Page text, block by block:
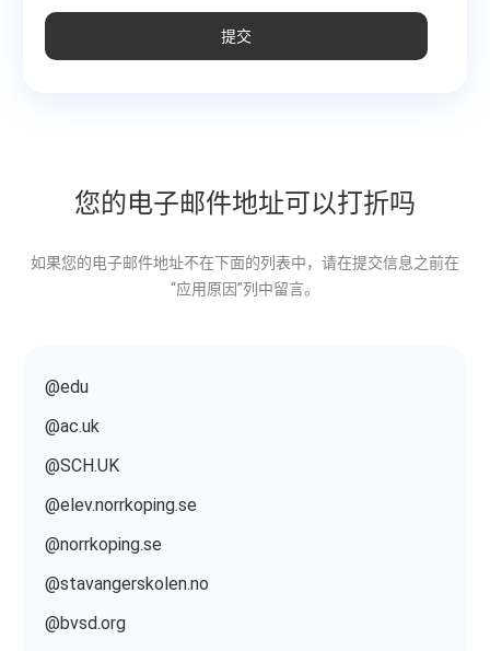
提交
您的电子邮件地址可以打折吗
如果您的电子邮件地址不在下面的列表中，请在提交信息之前在
“应用原因”列中留言。
@edu
@ac.uk
@SCH.UK
@elev.norrkoping.se
@norrkoping.se
@stavangerskolen.no
@bvsd.org